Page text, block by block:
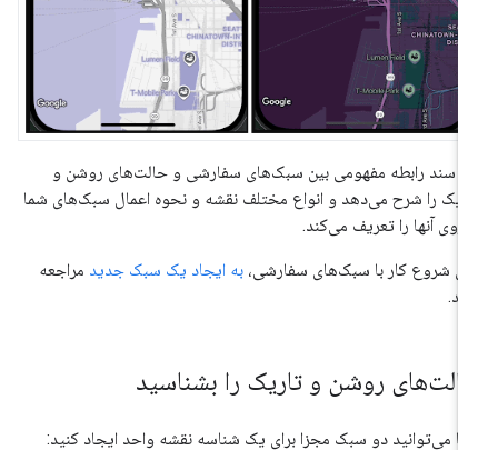
سند رابطه مفهومی بین سبک‌های سفارشی و حالت‌های روشن و
را شرح می‌دهد و انواع مختلف نقشه و نحوه اعمال سبک‌های شما
روی آنها را تعریف می‌کند.
شروع کار با سبک‌های سفارشی،به ایجاد یک سبک جدیدمراجعه
روشن و تاریک را بشناسید
می‌توانید دو سبک مجزا برای یک شناسه نقشه واحد ایجاد کنید: